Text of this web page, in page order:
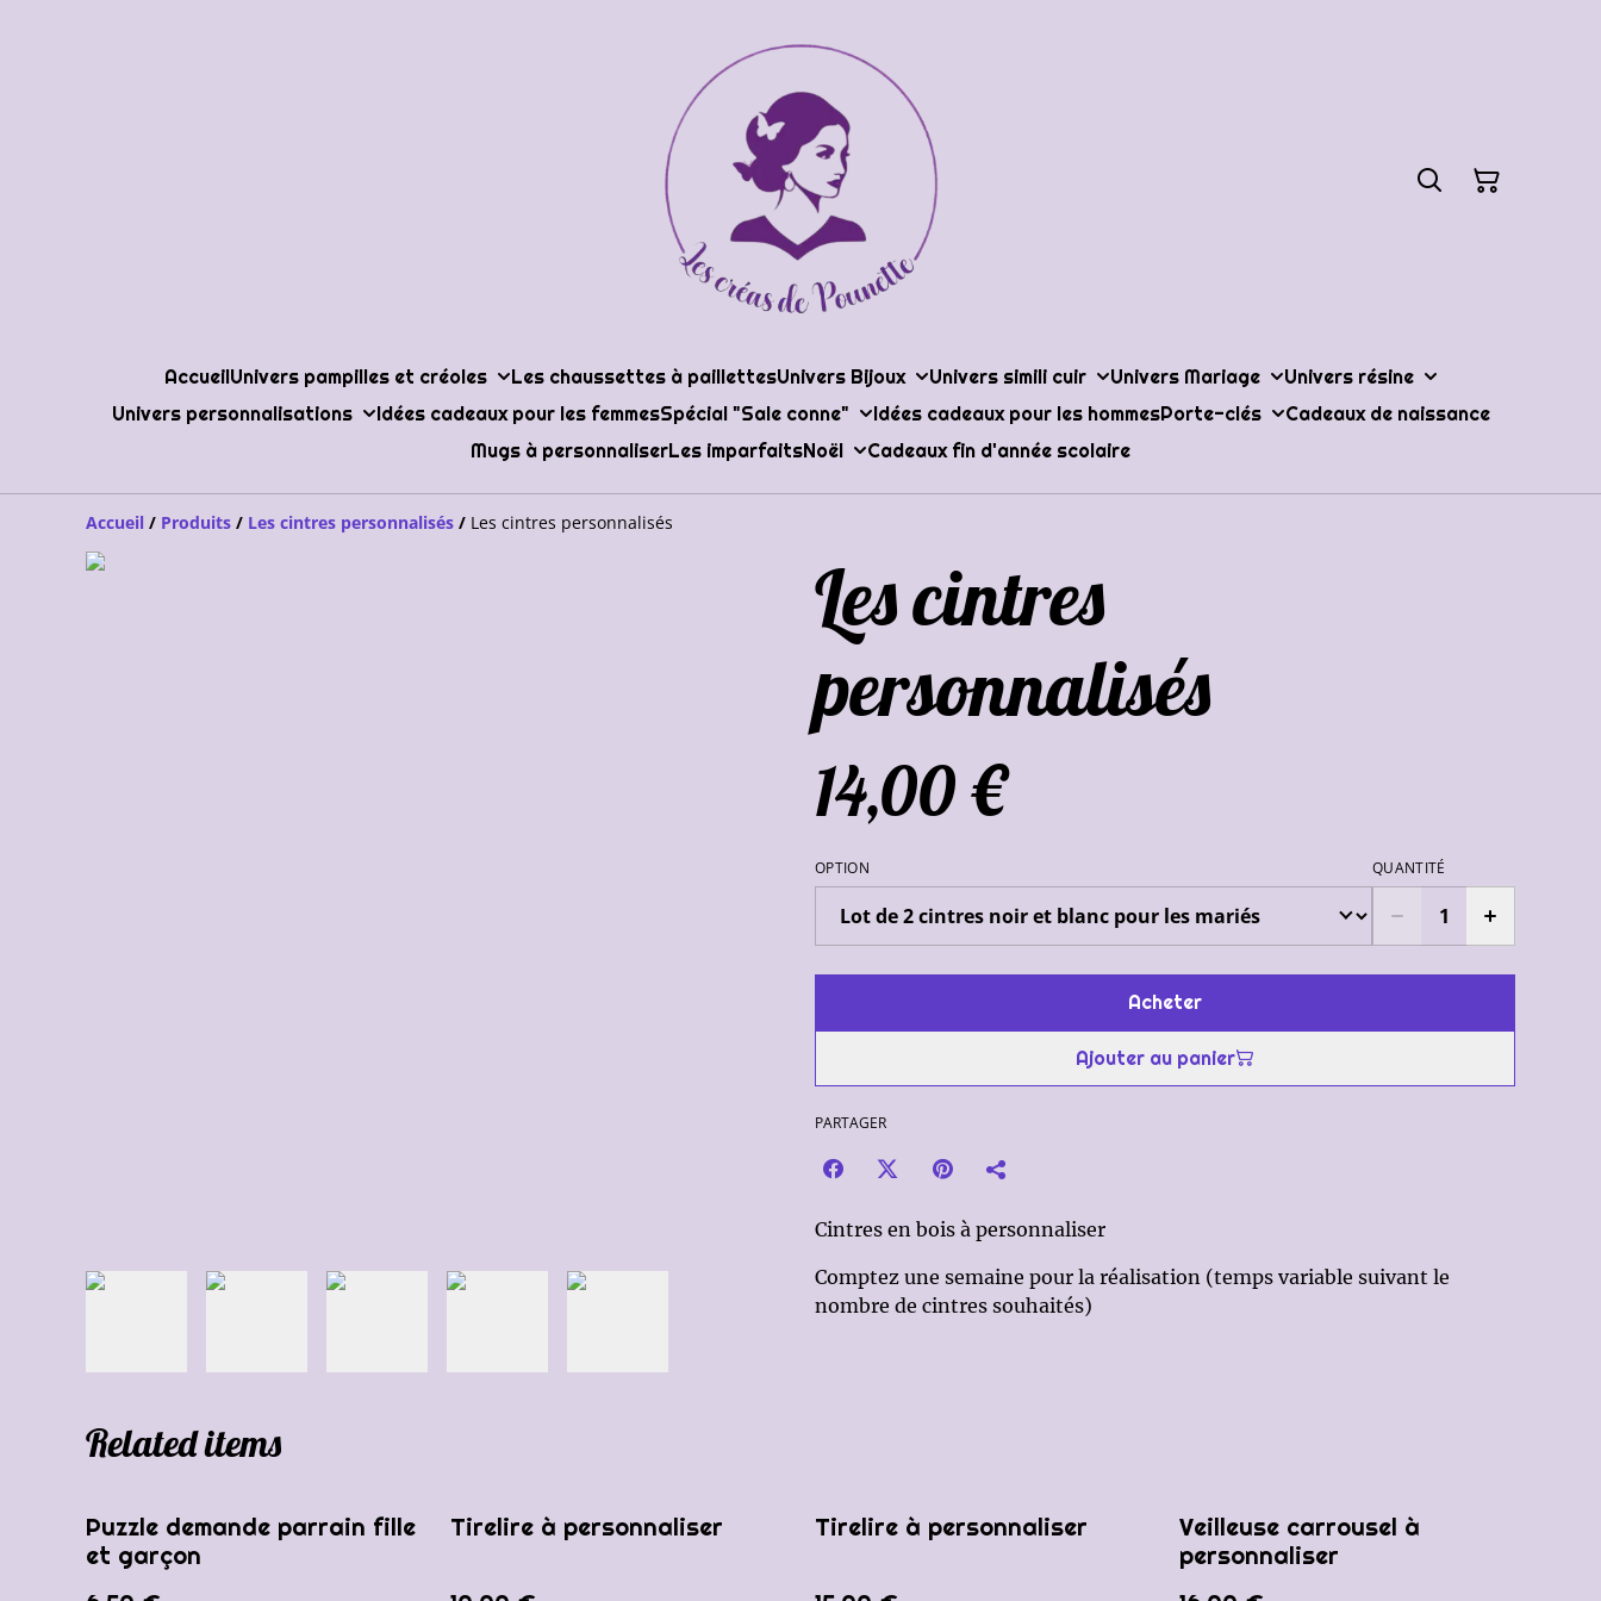
AccueilUnivers pampilles et créoles Les chaussettes à paillettesUnivers Bijoux Univers simili cuir Univers Mariage
Univers résine
Univers personnalisations
Idées cadeaux pour les femmesSpécial "Sale conne" Idées cadeaux pour les hommesPorte-clés
Cadeaux de naissance
Mugs à personnaliserLes imparfaitsNoël Cadeaux fin d'année scolaire
Accueil / Produits / Les cintres personnalisés / Les cintres personnalisés
Les cintres
personnalisés
14,00 €
OPTION QUANTITÉ
Acheter
Ajouter au panier
PARTAGER
Cintres en bois à personnaliser
Comptez une semaine pour la réalisation (temps variable suivant le
nombre de cintres souhaités)
Related items
Puzzle demande parrain fille
et garçon
Tirelire à personnaliser Tirelire à personnaliser
Veilleuse carrousel à
personnaliser